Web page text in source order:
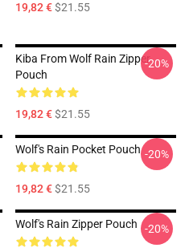
19,82 €$21.55
Kiba From Wolf Rain Zipper
Pouch
19,82 €$21.55
-20%
Wolf's Rain Pocket Pouch
19,82 €$21.55
-20%
Wolf's Rain Zipper Pouch -20%